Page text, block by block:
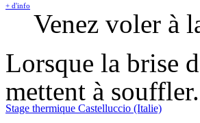
+ d'info
Venez voler à
Lorsque la brise
mettent à
Stage thermique Castelluccio (Italie)